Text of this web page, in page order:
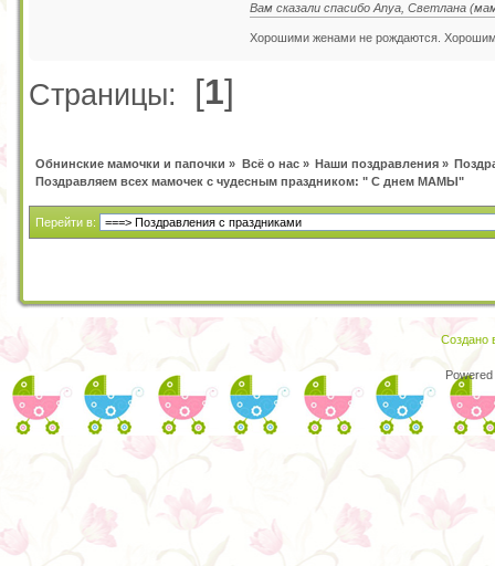
Вам сказали спасибо Anya, Светлана
Хорошими женами не рождаются.
Страницы: [1]
Обнинские мамочки и папочки » Всё о нас» Наши поздравления»
Поздравляем всех мамочек с чудесным праздником: " С днем МАМЫ"
Перейти в:
Создано